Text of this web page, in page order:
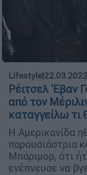
Lifestyle|
Ρέιτσελ 'Εβαν
από τον
καταγγείλω τι
Η Αμερικανίδα
παρουσιάστρια
Μπάριμορ, ότι
ενέπνευσε να